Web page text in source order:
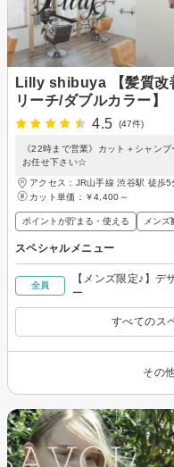
Lilly shibuya 【髪質改
リーチ/ダブルカラー】
4.5
(47件)
《22時まで営業》カット＋シャン
お任せ下さい☆
アクセス：JR山手線 渋谷駅 徒歩
カット単価： ￥4,400～
ポイントが貯まる・使える メンズ
スペシャルメニュー
全員
【メンズ限定♪】デ
ー
すべてのス
その